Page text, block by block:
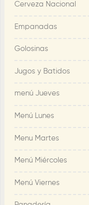
Cerveza Nacional
Empanadas
Golosinas
Jugos y Batidos
menú Jueves
Menú Lunes
Menu Martes
Menú Miércoles
Menú Viernes